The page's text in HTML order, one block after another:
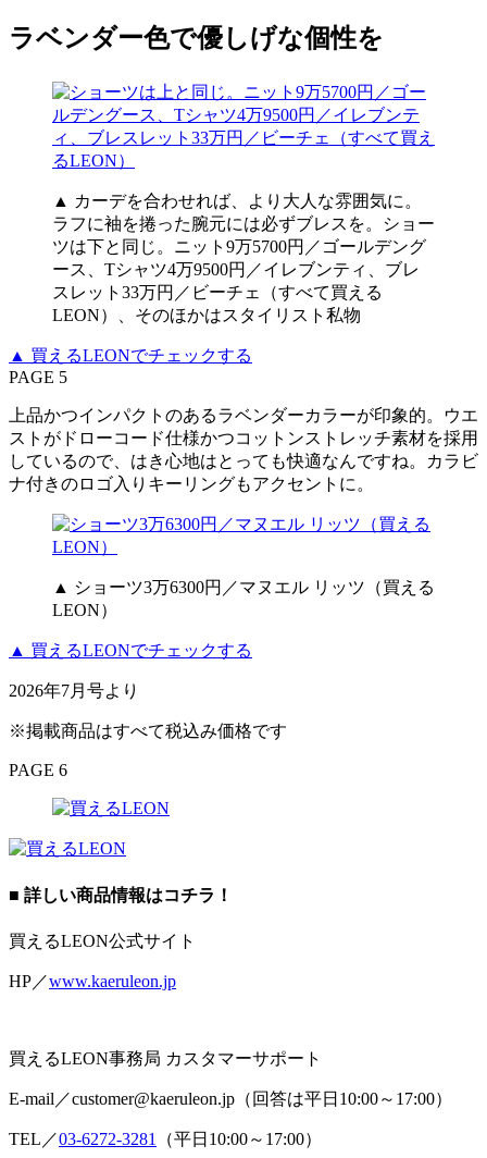
ラベンダー色で優しげな個性を
▲ カーデを合わせれば、より大人な雰囲気に。
ラフに袖を捲った腕元には必ずブレスを。ショー
ツは下と同じ。ニット9万5700円／ゴールデング
ース、Tシャツ4万9500円／イレブンティ、ブレ
スレット33万円／ビーチェ（すべて買える
LEON）、そのほかはスタイリスト私物
▲ 買えるLEONでチェックする
PAGE 5
上品かつインパクトのあるラベンダーカラーが印象的。ウエ
ストがドローコード仕様かつコットンストレッチ素材を採用
しているので、はき心地はとっても快適なんですね。カラビ
ナ付きのロゴ入りキーリングもアクセントに。
▲ ショーツ3万6300円／マヌエル リッツ（買える
LEON）
▲ 買えるLEONでチェックする
2026年7月号より
※掲載商品はすべて税込み価格です
PAGE 6
■ 詳しい商品情報はコチラ！
買えるLEON公式サイト
HP／www.kaeruleon.jp
買えるLEON事務局 カスタマーサポート
E-mail／customer@kaeruleon.jp（回答は平日10:00～17:00）
TEL／03-6272-3281 （平日10:00～17:00）